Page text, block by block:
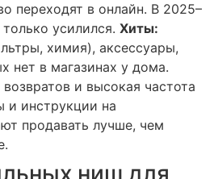
переходят в онлайн. В 2025–
усилился. Хиты:
химия), аксессуары,
нет в магазинах у дома.
и высокая частота
и инструкции на
продавать лучше, чем
ниш для